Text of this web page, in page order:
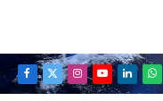
Facebook
X
Instagram
YouTube